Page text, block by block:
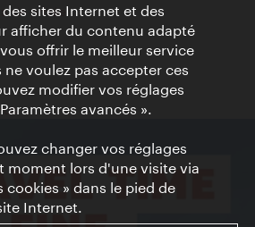
vie privée
sites Internet et des
afficher du contenu adapté
offrir le meilleur service
ne voulez pas accepter ces
modifier vos réglages
avancés ».
changer vos réglages
moment lors d'une visite via
cookies » dans le pied de
Internet.